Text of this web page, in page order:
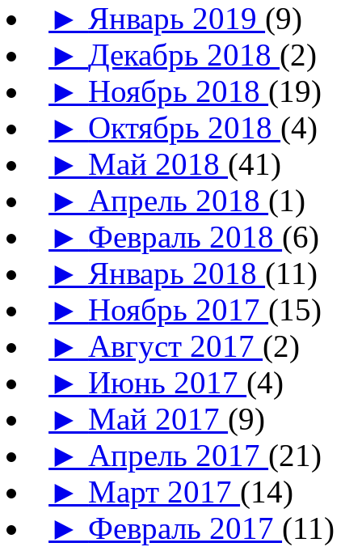
► Январь 2019 (9)
►Декабрь 2018 (2)
► Ноябрь 2018 (19)
► Октябрь 2018 (4)
► Май 2018 (41)
► Апрель 2018 (1)
► Февраль 2018 (6)
► Январь 2018 (11)
► Ноябрь 2017 (15)
► Август 2017 (2)
► Июнь 2017 (4)
► Май 2017 (9)
► Апрель 2017 (21)
► Март 2017 (14)
► Февраль 2017 (11)